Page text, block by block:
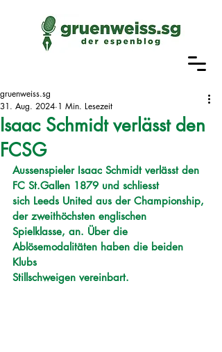
Isaac Schmidt verlässt den
FCSG
gruenweiss.sg
31. Aug. 2024 1 Min. Lesezeit
Aussenspieler Isaac Schmidt verlässt den
FC St.Gallen 1879 und schliesst
sich Leeds United aus der Championship,
der zweithöchsten englischen
Spielklasse, an. Über die
Ablösemodalitäten haben die beiden
Klubs
Stillschweigen vereinbart.